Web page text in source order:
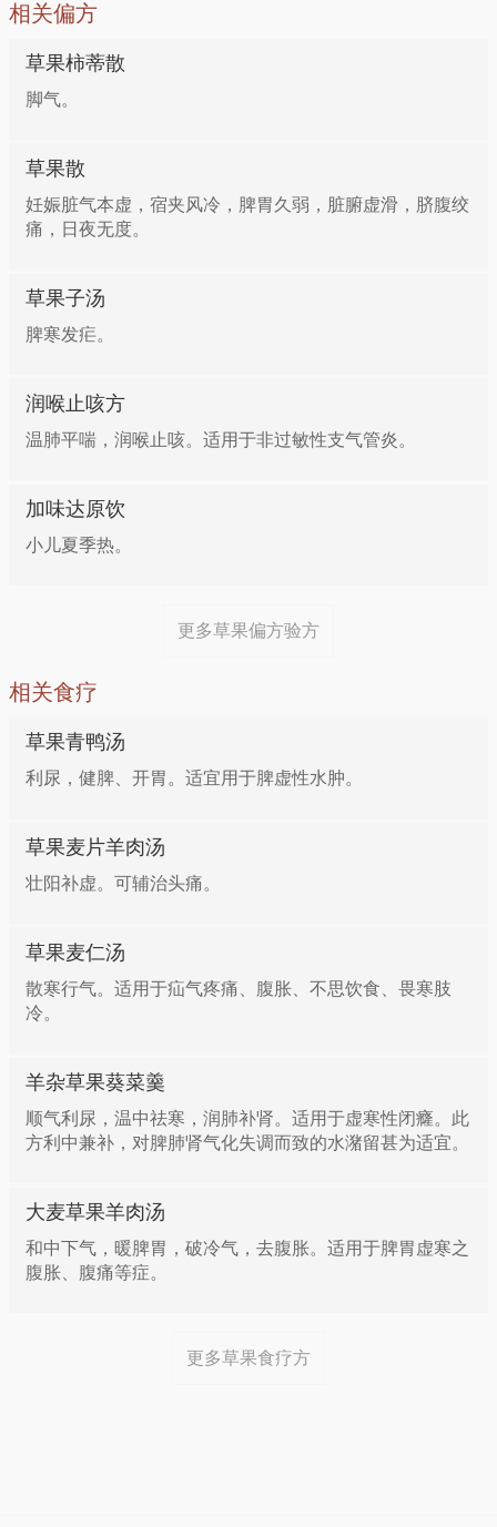
相关偏方
草果柿蒂散
脚气。
草果散
妊娠脏气本虚，宿夹风冷，脾胃久弱，脏腑虚滑，脐腹绞
痛，日夜无度。
草果子汤
脾寒发疟。
润喉止咳方
温肺平喘，润喉止咳。适用于非过敏性支气管炎。
加味达原饮
小儿夏季热。
更多草果偏方验方
相关食疗
草果青鸭汤
利尿，健脾、开胃。适宜用于脾虚性水肿。
草果麦片羊肉汤
壮阳补虚。可辅治头痛。
草果麦仁汤
散寒行气。适用于疝气疼痛、腹胀、不思饮食、畏寒肢
冷。
羊杂草果葵菜羹
顺气利尿，温中祛寒，润肺补肾。适用于虚寒性闭癃。此
方利中兼补，对脾肺肾气化失调而致的水潴留甚为适宜。
大麦草果羊肉汤
和中下气，暖脾胃，破冷气，去腹胀。适用于脾胃虚寒之
腹胀、腹痛等症。
更多草果食疗方